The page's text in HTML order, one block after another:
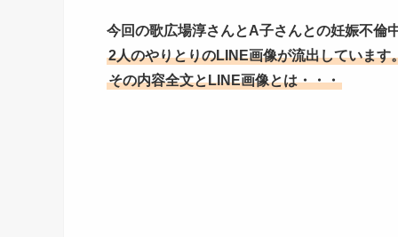
今回の歌広場淳さんとA子さんとの妊娠不倫
2人のやりとりのLINE画像が流出しています
その内容全文とLINE画像とは・・・